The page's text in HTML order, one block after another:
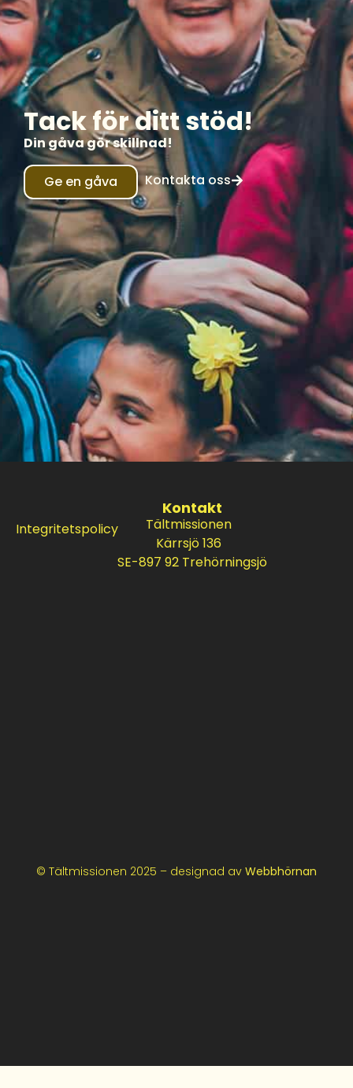
Tack för ditt stöd!
Din gåva gör skillnad!
Ge en gåva Kontakta oss
Integritetspolicy
Kontakt
Tältmissionen
Kärrsjö 136
SE-897 92 Trehörningsjö
© Tältmissionen 2025 – designad av Webbhörnan